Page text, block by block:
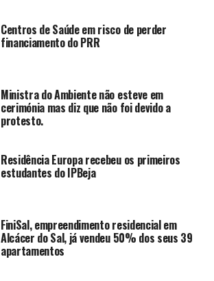
Centros de Saúde em risco de perder
financiamento do PRR
Ministra do Ambiente não esteve em
cerimónia mas diz que não foi devido a
protesto.
Residência Europa recebeu os primeiros
estudantes do IPBeja
FiniSal, empreendimento residencial em
Alcácer do Sal, já vendeu 50% dos seus 39
apartamentos